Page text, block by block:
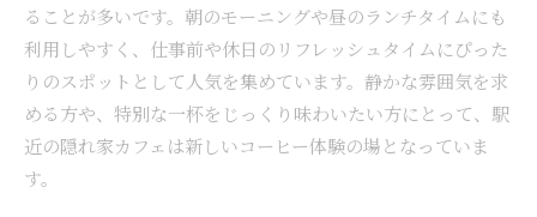
ることが多いです。朝のモーニングや昼のランチタイムにも
利用しやすく、仕事前や休日のリフレッシュタイムにぴった
りのスポットとして人気を集めています。静かな雰囲気を求
める方や、特別な一杯をじっくり味わいたい方にとって、駅
近の隠れ家カフェは新しいコーヒー体験の場となっていま
す。